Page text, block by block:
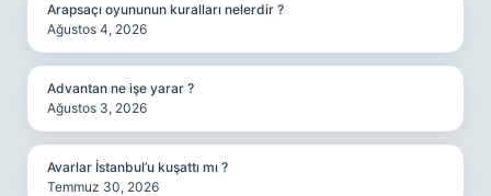
Arapsaçı oyununun kuralları nelerdir ?
Ağustos 4, 2026
Advantan ne işe yarar ?
Ağustos 3, 2026
Avarlar İstanbul’u kuşattı mı ?
Temmuz 30, 2026